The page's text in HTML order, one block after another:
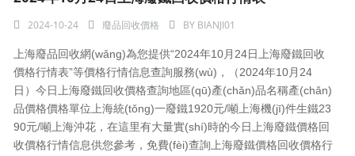
2024-10-24 廢品回收價格 BY BIANJI01
上海廢品回收網(wǎng)為您提供“2024年10月24日上海廢鐵回收
價格行情表”等價格行情信息查詢服務(wù)，（2024年10月24
日）今日上海廢鐵回收價格查詢地區(qū)產(chǎn)品名稱產(chǎn)
品價格價格單位上海統(tǒng)一廢鐵1920元/噸上海機(jī)件生鐵23
90元/噸上海沖花，在這里有大量實(shí)時的今日上海廢鐵價格回
收價格行情信息供您參考，免費(fèi)查詢上海廢鐵價格回收價格行